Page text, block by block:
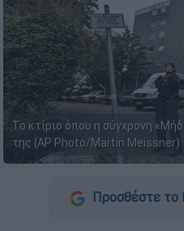
Το κτίριο όπου η σύγχρονη
της (AP Photo/Martin Meissner)
Προσθέστε